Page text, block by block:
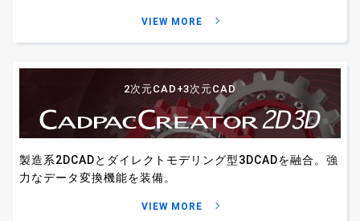
VIEW MORE
2次元CAD+3次元CAD
製造系2DCADとダイレクトモデリング型3DCADを融合。 強
力なデータ変換機能を装備。
VIEW MORE